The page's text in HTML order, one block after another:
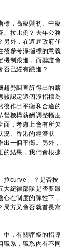
標，高級與初、中級
、拉比例？去年公務
另外，在這屆政府任
後參考淨指標的意義
機制跟進，而聽證會
否已經有跟進？
趨勢調查所得出的薪
該認定這個淨指標為
後作出平衡和合適的
營機構薪酬調整幅度
面，考慮上會有所欠
況、香港的經濟狀
一個平衡。另外，
的結果，我們會根據
拉curve」？是否按
大紀律部隊是否要跟
在制度的彈性下，
局方又會否就首長寫
中，有關評級的指導
職系，職系內有不同